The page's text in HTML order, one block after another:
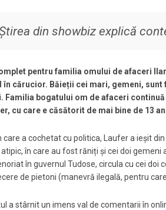
din showbiz explică
pentru familia omului de afaceri
în cărucior. Băieții cei mari, gemeni,
bogatului om de afaceri
cu care e căsătorit de mai bine de 13
care a cochetat cu politica, Laufer a ieșit
în care au fost răniți și cei doi gemeni
în guvernul Tudose, circula cu cei doi
de pietoni (manevră ilegală, pentru
a stârnit un imens val de comentarii în